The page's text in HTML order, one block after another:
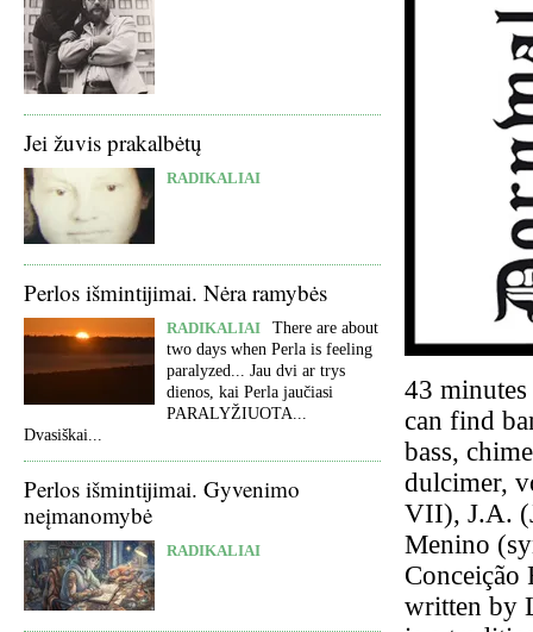
Jei žuvis prakalbėtų
RADIKALIAI
Perlos išmintijimai. Nėra ramybės
RADIKALIAI
There are about
two days when Perla is feeling
paralyzed... Jau dvi ar trys
dienos, kai Perla jaučiasi
PARALYŽIUOTA...
Dvasiškai...
Perlos išmintijimai. Gyvenimo
neįmanomybė
RADIKALIAI
43
can find
bass,
dulcimer,
VII), J.A.
Menino
written by